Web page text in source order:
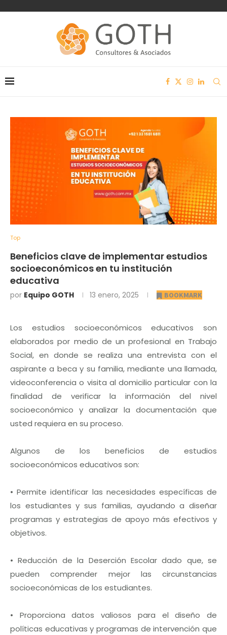
Top
Beneficios clave de implementar estudios
socioeconómicos en tu institución
educativa
por Equipo GOTH 13 enero, 2025 BOOKMARK
Los estudios socioeconómicos educativos son
elaborados por medio de un profesional en Trabajo
Social, en donde se realiza una entrevista con el
aspirante a beca y su familia, mediante una llamada,
videoconferencia o visita al domicilio particular con la
finalidad de verificar la información del nivel
socioeconómico y analizar la documentación que
usted requiera en su proceso.
Algunos de los beneficios de estudios
socioeconómicos educativos son:
• Permite identificar las necesidades específicas de
los estudiantes y sus familias, ayudando a diseñar
programas y estrategias de apoyo más efectivos y
objetivos.
• Reducción de la Deserción Escolar dado que, se
pueden comprender mejor las circunstancias
socioeconómicas de los estudiantes.
• Proporciona datos valiosos para el diseño de
políticas educativas y programas de intervención que